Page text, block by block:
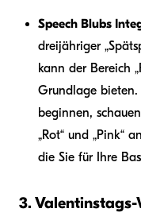
Speech Blubs
dreijähriger
kann der Bereich
Grundlage
beginnen,
„Rot“ und „Pink“
die Sie für Ihre
3. Valentinstags-